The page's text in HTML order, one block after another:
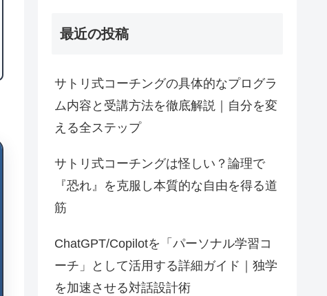
最近の投稿
サトリ式コーチングの具体的なプログラ
ム内容と受講方法を徹底解説｜自分を変
える全ステップ
サトリ式コーチングは怪しい？論理で
『恐れ』を克服し本質的な自由を得る道
筋
ChatGPT/Copilotを「パーソナル学習コ
ーチ」として活用する詳細ガイド｜独学
を加速させる対話設計術